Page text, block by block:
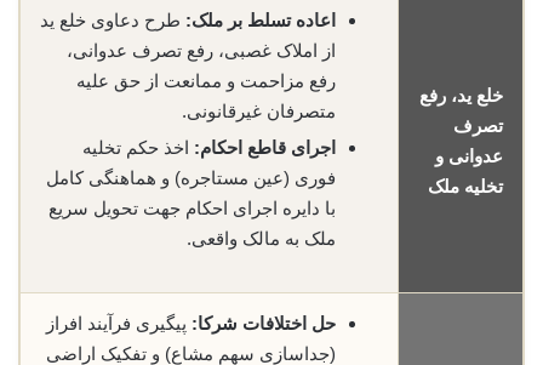
خلع ید، رفع
تصرف
عدوانی و
تخلیه ملک
اعاده تسلط بر ملک: طرح دعاوی خلع ید
از املاک غصبی، رفع تصرف عدوانی،
رفع مزاحمت و ممانعت از حق علیه
متصرفان غیرقانونی.
اجرای قاطع احکام: اخذ حکم تخلیه
فوری (عین مستاجره) و هماهنگی کامل
با دایره اجرای احکام جهت تحویل سریع
ملک به مالک واقعی.
حل اختلافات شرکا: پیگیری فرآیند افراز
(جداسازی سهم مشاع) و تفکیک اراضی